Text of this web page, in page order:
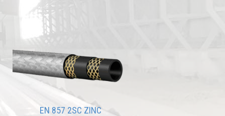
EN 857 2SC ZINC